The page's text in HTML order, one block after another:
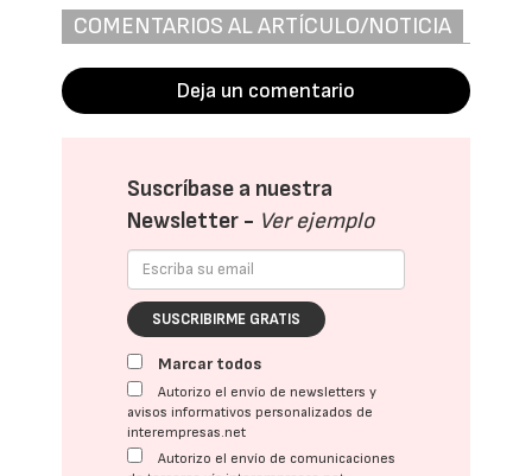
COMENTARIOS AL ARTÍCULO/NOTICIA
Deja un comentario
Suscríbase a nuestra
Newsletter - Ver ejemplo
SUSCRIBIRME GRATIS
Marcar todos
Autorizo el envío de newsletters y
avisos informativos personalizados de
interempresas.net
Autorizo el envío de comunicaciones